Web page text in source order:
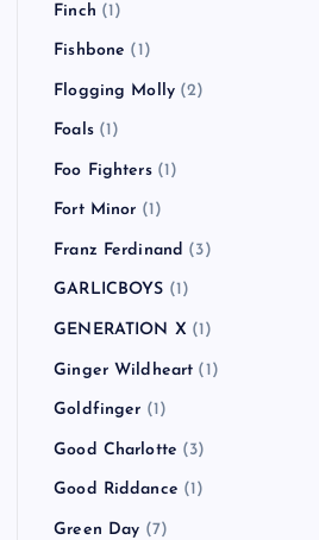
Finch (1)
Fishbone (1)
Flogging Molly (2)
Foals(1)
Foo Fighters(1)
Fort Minor (1)
Franz Ferdinand (3)
GARLICBOYS (1)
GENERATION X (1)
Ginger Wildheart (1)
Goldfinger (1)
Good Charlotte (3)
Good Riddance (1)
Green Day (7)